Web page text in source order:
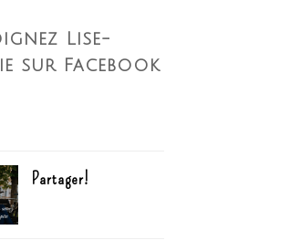
Lise-
sur Facebook
Partager!